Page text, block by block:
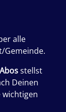
alle
Gemeinde.
stellst
Deinen
wichtigen